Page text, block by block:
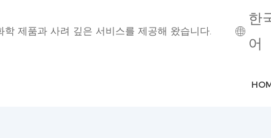
제품과 사려 깊은 서비스를 제공해 왔습니다.
한
어